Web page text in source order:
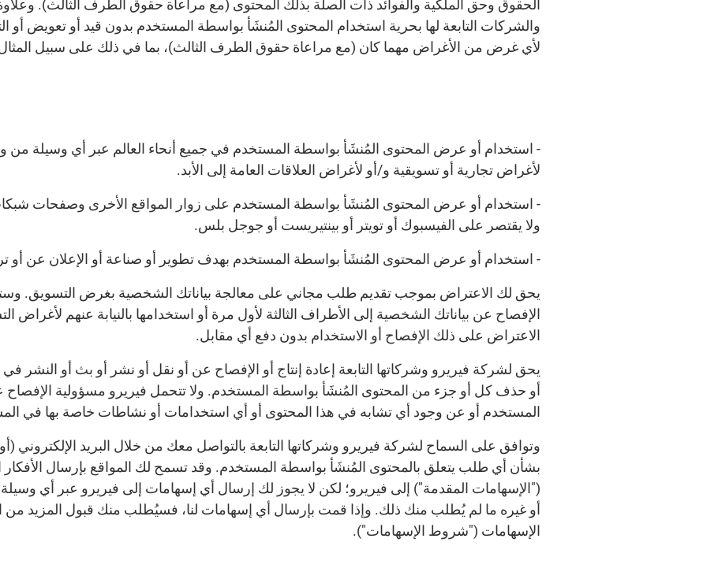
الحقوق وحق الملكية والفوائد ذات الصلة بذلك المحتوى (مع مراعاة حقوق الطرف الثالث).
والشركات التابعة لها بحرية استخدام المحتوى المُنشَأ بواسطة المستخدم بدون قيد أو تعويض أو
لأي غرض من الأغراض مهما كان (مع مراعاة حقوق الطرف الثالث)، بما في ذلك على سبيل
- استخدام أو عرض المحتوى المُنشَأ بواسطة المستخدم في جميع أنحاء العالم عبر أي وسيلة من
لأغراض تجارية أو تسويقية و/أو لأغراض العلاقات العامة إلى الأبد.
- استخدام أو عرض المحتوى المُنشَأ بواسطة المستخدم على زوار المواقع الأخرى وصفحات
ولا يقتصر على الفيسبوك أو تويتر أو بينتيريست أو جوجل بلس.
- استخدام أو عرض المحتوى المُنشَأ بواسطة المستخدم بهدف تطوير أو صناعة أو الإعلان عن أو
يحق لك الاعتراض بموجب تقديم طلب مجاني على معالجة بياناتك الشخصية بغرض التسويق.
الإفصاح عن بياناتك الشخصية إلى الأطراف الثالثة لأول مرة أو استخدامها بالنيابة عنهم
الاعتراض على ذلك الإفصاح أو الاستخدام بدون دفع أي مقابل.
يحق لشركة فيريرو وشركاتها التابعة إعادة إنتاج أو الإفصاح عن أو نقل أو نشر أو بث أو النشر في
أو حذف كل أو جزء من المحتوى المُنشَأ بواسطة المستخدم. ولا تتحمل فيريرو مسؤولية
المستخدم أو عن وجود أي تشابه في هذا المحتوى أو أي استخدامات أو نشاطات خاصة بها في
وتوافق على السماح لشركة فيريرو وشركاتها التابعة بالتواصل معك من خلال البريد
بشأن أي طلب يتعلق بالمحتوى المُنشَأ بواسطة المستخدم. وقد تسمح لك المواقع بإرسال الأفكار
("الإسهامات المقدمة") إلى فيريرو؛ لكن لا يجوز لك إرسال أي إسهامات إلى فيريرو عبر أي
أو غيره ما لم يُطلب منك ذلك. وإذا قمت بإرسال أي إسهامات لنا، فسيُطلب منك قبول المزيد
الإسهامات ("شروط الإسهامات").